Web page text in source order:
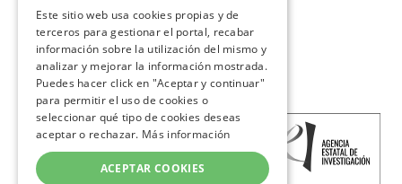
Este sitio web usa cookies propias y de
terceros para gestionar el portal, recabar
información sobre la utilización del mismo y
analizar y mejorar la información mostrada.
Puedes hacer click en "Aceptar y continuar"
para permitir el uso de cookies o
seleccionar qué tipo de cookies deseas
aceptar o rechazar. Más información
ACEPTAR COOKIES